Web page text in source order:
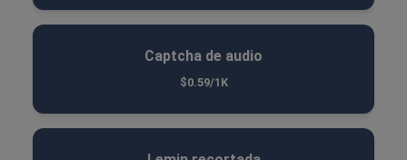
Captcha de audio
$0.59/1K